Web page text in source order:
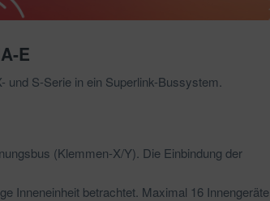
E
S-Serie in ein Superlink-Bussystem.
(Klemmen-X/Y). Die Einbindung der
Inneneinheit betrachtet. Maximal 16 Innengeräte